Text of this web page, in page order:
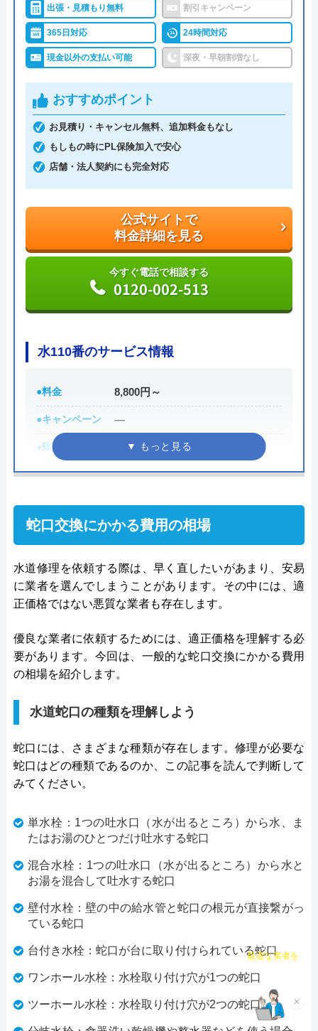
者です。24時間年中無休で営業しており、即日対応
も可能です。問い合わせから最短30分で訪問してく
れて、経験豊富な作業スタッフが「安全・安心・親
身に」をモットーに、迅速・丁寧なサービスで、ト
料金は、トイレの水漏れやつまりなどの簡単作業な
ら5,500円～。安心の明朗会計で、出張費、見積料
金、キャンセル料無料と、余計な費用がかからない
のも魅力です。
支払い方法は、現金払い、銀行振込、PayPay、各種
クレジットカード決済から選べます。Web限定の割
引サービスも行っているため、気になる方は問い合
わせ前に公式HPへアクセスしてみましょう。
料金詳細を見る
0120-960-358
トイレ専門修理屋さんの基本情報
代表者 松本英隆
所在地
〒231-0058
神奈川県横浜市中区弥生町2-17ストー
対応エリア 全国(一部都道府県を除く)
出張・見積もり無料 割引キャンペーン
365日対応 24時間対応
現金以外の支払い可能 深夜・早朝割増なし
おすすめポイント
お見積り・キャンセル無料、追加料金もなし
もしもの時にPL保険加入で安心
店舗・法人契約にも完全対応
公式サイトで
料金詳細を見る
今すぐ電話で相談する
0120-002-513
水110番のサービス情報
●料金 8,800円～
●キャンペーン ―
●駆けつけ時間 最短30分
●受付時間 24時間
年中無休
●出張見積もり 出張見積もり無料
●累計実績 修理実績119万件
●保証・保険 ―
詳細は公式HPでご確認ください
水110番がおすすめの理由
水110番を運営しているサイトの累計の問い合わせ
いる業者です。水回りに限らず約150品目のお家の
トラブルに対応しておりますので、お住まいのトラ
ブルならなんでも相談できます。
明朗会計で、見積もり後の追加費用は一切ありませ
ことはないでしょう。また、何かあったときに使え
るクーリングオフを採用しているところも安心で
す。見積もり・キャンセル料は無料ですし、相見積
もりをする際にも利用したい業者です。
料金詳細を見る
蛇口交換にかかる費用の相場
水道修理を依頼する際は、早く直したいがあまり、安易
に業者を選んでしまうことがあります。その中には、適
正価格ではない悪質な業者も存在します。
優良な業者に依頼するためには、適正価格を理解する必
要があります。今回は、一般的な蛇口交換にかかる費用
の相場を紹介します。
水道蛇口の種類を理解しよう
蛇口には、さまざまな種類が存在します。修理が必要な
蛇口はどの種類であるのか、この記事を読んで判断して
みてください。
単水栓：1つの吐水口（水が出るところ）から水、ま
たはお湯のひとつだけ吐水する蛇口
混合水栓：1つの吐水口（水が出るところ）から水と
お湯を混合して吐水する蛇口
壁付水栓：壁の中の給水管と蛇口の根元が直接繋がっ
ている蛇口
台付き水栓：蛇口が台に取り付けられている蛇口
ワンホール水栓：水栓取り付け穴が1つの蛇口
ツーホール水栓：水栓取り付け穴が2つの蛇口 ×
チャット診断で
最適な業者を